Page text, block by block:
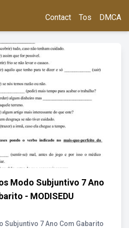
Contact Tos DMCA
Modo Subjuntivo 7 Ano
- MODISEDU
Subjuntivo 7 Ano Com Gabarito